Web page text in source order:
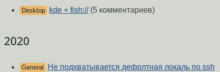
Desktop kde + fish://(5 комментариев)
2020
General
Не подхватывается дефолтная локаль по ssh